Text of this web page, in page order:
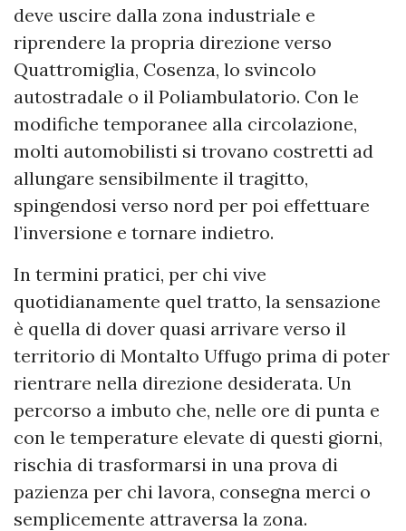
deve uscire dalla zona industriale e
riprendere la propria direzione verso
Quattromiglia, Cosenza, lo svincolo
autostradale o il Poliambulatorio. Con le
modifiche temporanee alla circolazione,
molti automobilisti si trovano costretti ad
allungare sensibilmente il tragitto,
spingendosi verso nord per poi effettuare
l’inversione e tornare indietro.
In termini pratici, per chi vive
quotidianamente quel tratto, la sensazione
è quella di dover quasi arrivare verso il
territorio di Montalto Uffugo prima di poter
rientrare nella direzione desiderata. Un
percorso a imbuto che, nelle ore di punta e
con le temperature elevate di questi giorni,
rischia di trasformarsi in una prova di
pazienza per chi lavora, consegna merci o
semplicemente attraversa la zona.